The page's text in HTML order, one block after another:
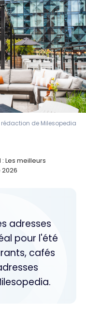
rédaction de Milesopedia
Les meilleurs
adresses
pour l'été
cafés